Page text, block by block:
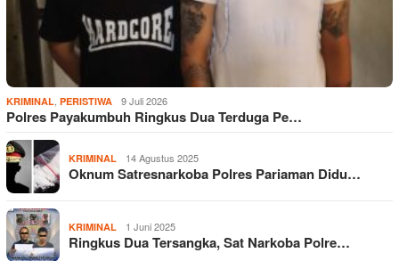
KRIMINAL PERISTIWA 9 Juli 2026
Polres Payakumbuh Ringkus Dua Terduga Pe…
KRIMINAL 14 Agustus 2025
Oknum Satresnarkoba Polres Pariaman Didu…
KRIMINAL 1 Juni 2025
Ringkus Dua Tersangka, Sat Narkoba Polre…